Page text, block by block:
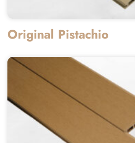
Original Pistachio